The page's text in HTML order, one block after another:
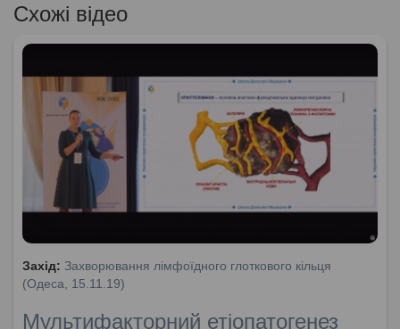
Схожі відео
Захід: Захворювання лімфоїдного глоткового кільця
(Одеса, 15.11.19)
Мультифакторний етіопатогенез